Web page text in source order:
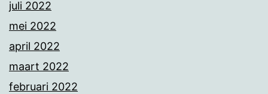
juli 2022
mei 2022
april 2022
maart 2022
februari 2022